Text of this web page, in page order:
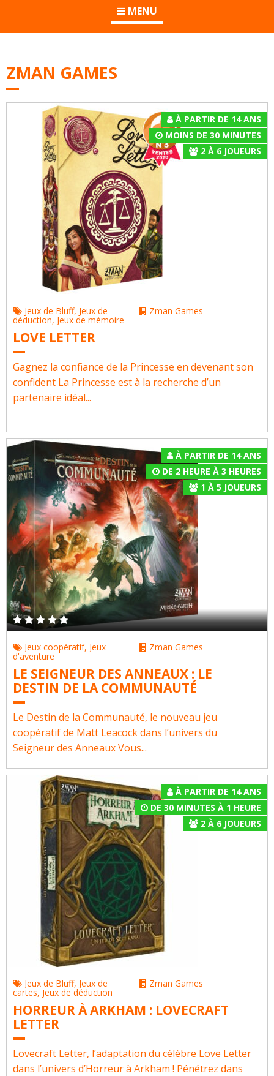
MENU
ZMAN GAMES
À PARTIR DE 14 ANS
MOINS DE 30 MINUTES
2À 6JOUEURS
Jeux de Bluff, Jeux de
déduction, Jeux de mémoire
Zman Games
LOVE LETTER
Gagnez la confiance de la Princesse en devenant son
confident La Princesse est à la recherche d’un
partenaire idéal...
À PARTIR DE 14 ANS
DE 2 HEURE À 3 HEURES
1 À 5 JOUEURS
Jeux coopératif, Jeux
d'aventure
Zman Games
LE SEIGNEUR DES ANNEAUX : LE
DESTIN DE LA COMMUNAUTÉ
Le Destin de la Communauté, le nouveau jeu
coopératif de Matt Leacock dans l’univers du
Seigneur des Anneaux Vous...
À PARTIR DE 14 ANS
DE 30 MINUTES À 1 HEURE
2À 6JOUEURS
Jeux de Bluff, Jeux de
cartes, Jeux de déduction
Zman Games
HORREUR À ARKHAM : LOVECRAFT
LETTER
Lovecraft Letter, l’adaptation du célèbre Love Letter
dans l’univers d’Horreur à Arkham ! Pénétrez dans